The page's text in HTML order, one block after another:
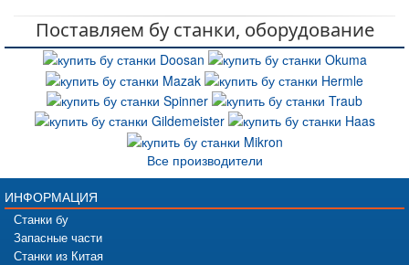
Поставляем бу станки, оборудование
Все производители
ИНФОРМАЦИЯ
Станки бу
Запасные части
Станки из Китая